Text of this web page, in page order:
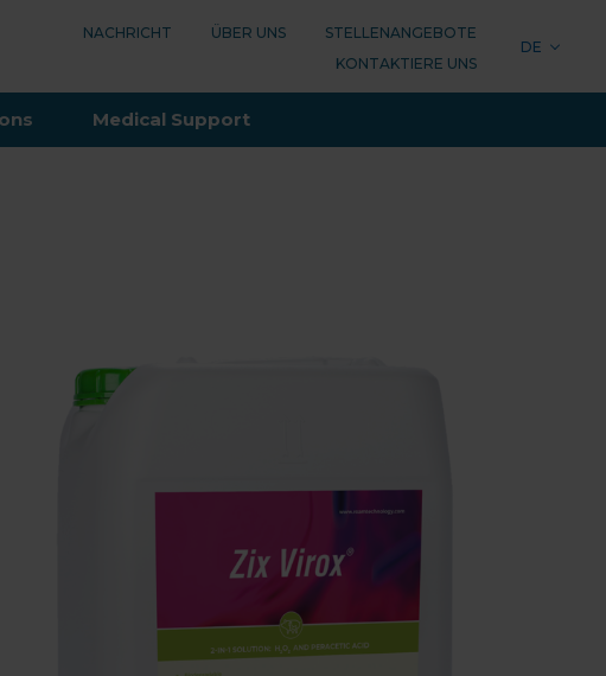
NACHRICHT ÜBER UNS
STELLENANGEBOTE
KONTAKTIERE UNS
DE
Medical Support